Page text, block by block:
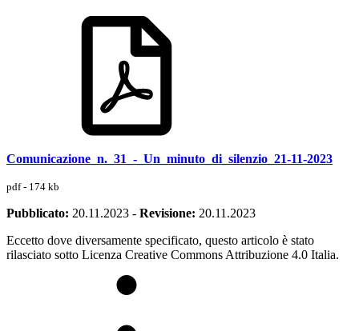
Comunicazione_n._31_-_Un_minuto_di_silenzio_21-11-2023
pdf - 174 kb
Pubblicato: 20.11.2023 - Revisione: 20.11.2023
Eccetto dove diversamente specificato, questo articolo è stato
rilasciato sotto Licenza Creative Commons Attribuzione 4.0 Italia.